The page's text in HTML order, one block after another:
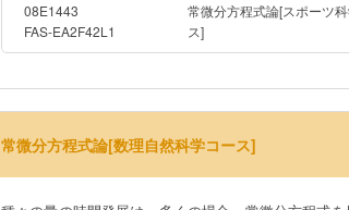
08E1443
FAS-EA2F42L1
常微分方程式論[スポーツ
ス]
常微分方程式論[数理自然科学コース]